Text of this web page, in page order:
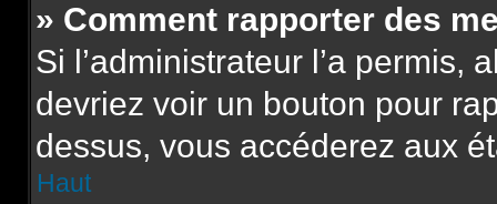
» Comment rapporter des
Si l’administrateur l’a permis,
devriez voir un bouton pour
dessus, vous accéderez aux
Haut